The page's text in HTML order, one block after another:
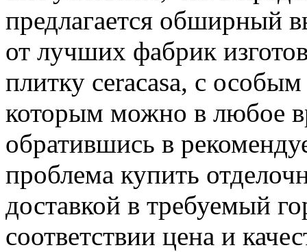
предлагается обширный
от лучших фабрик
плитку ceracasa, с
которым можно в любое
обратившись в
проблема купить
доставкой в требуемый
соответствии цена и